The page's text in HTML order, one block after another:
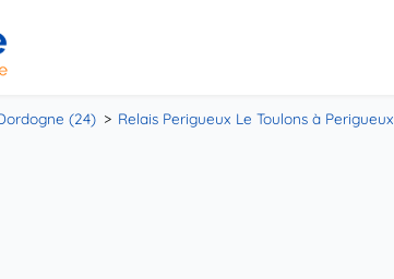
(24) Relais Perigueux Le Toulons à Perigueux